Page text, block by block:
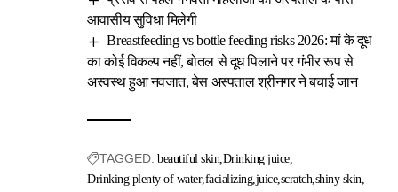
आवासीय सुविधा मिलेगी
Breastfeeding vs bottle feeding risks 2026: मां के दूध
का कोई विकल्प नहीं, बोतल से दूध पिलाने पर गंभीर रूप से
अस्वस्थ हुआ नवजात, बेस अस्पताल श्रीनगर ने बचाई जान
TAGGED: beautiful skin Drinking juice
Drinking plenty of water facializing juice scratch shiny skin